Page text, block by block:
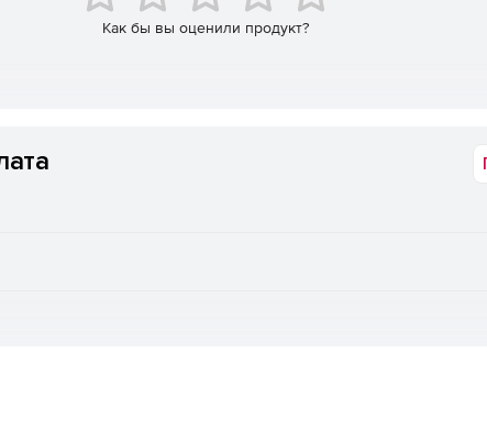
API поддерживает отправку пакетов запросов, что
Как бы вы оценили продукт?